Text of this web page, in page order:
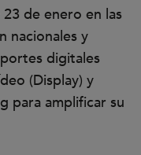
de enero en las
nacionales y
digitales
(Display) y
para amplificar su